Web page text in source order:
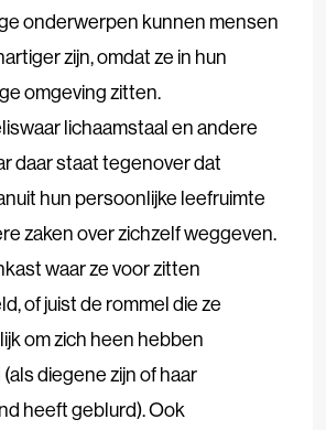
onderwerpen kunnen mensen
zijn, omdat ze in hun
omgeving zitten.
lichaamstaal en andere
daar staat tegenover dat
hun persoonlijke leefruimte
zaken over zichzelf weggeven.
waar ze voor zitten
of juist de rommel die ze
om zich heen hebben
diegene zijn of haar
heeft geblurd). Ook